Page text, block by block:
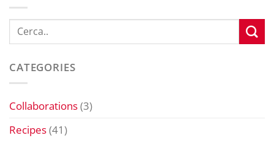
CATEGORIES
Collaborations(3)
Recipes(41)